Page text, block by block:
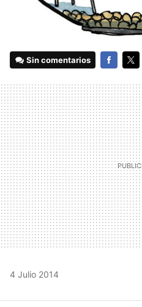
Sin comentarios
4 Julio 2014